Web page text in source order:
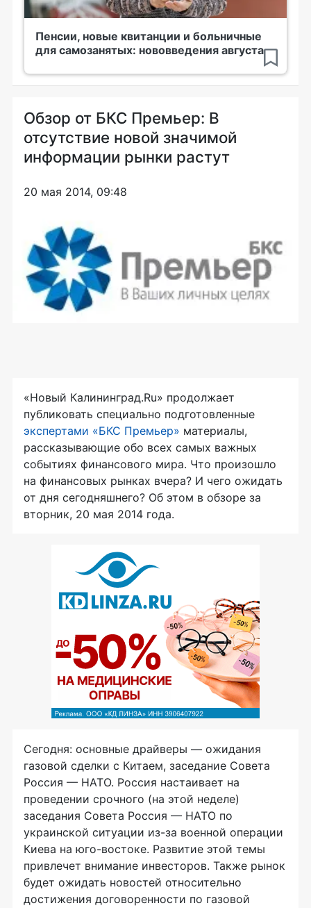
Пенсии, новые квитанции и больничные
для самозанятых: нововведения августа
Обзор от БКС Премьер: В
отсутствие новой значимой
информации рынки растут
20 мая 2014, 09:48
«Новый Калининград.Ru» продолжает
публиковать специально подготовленные
экспертами «БКС Премьер» материалы,
рассказывающие обо всех самых важных
событиях финансового мира. Что произошло
на финансовых рынках вчера? И чего ожидать
от дня сегодняшнего? Об этом в обзоре за
вторник, 20 мая 2014 года.
Сегодня: основные драйверы — ожидания
газовой сделки с Китаем, заседание Совета
Россия — НАТО. Россия настаивает на
проведении срочного (на этой неделе)
заседания Совета Россия — НАТО по
украинской ситуации из-за военной операции
Киева на юго-востоке. Развитие этой темы
привлечет внимание инвесторов. Также рынок
будет ожидать новостей относительно
достижения договоренности по газовой